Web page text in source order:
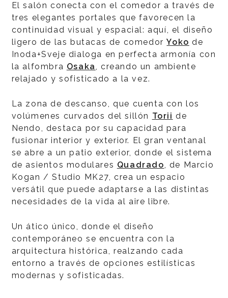
El salón conecta con el comedor a través de
tres elegantes portales que favorecen la
continuidad visual y espacial: aquí, el diseño
ligero de las butacas de comedorYoko de
Inoda+Sveje dialoga en perfecta armonía con
la alfombra Osaka, creando un ambiente
relajado y sofisticado a la vez.
La zona de descanso, que cuenta con los
volúmenes curvados del sillón Torii de
Nendo, destaca por su capacidad para
fusionar interior y exterior. El gran ventanal
se abre a un patio exterior, donde el sistema
de asientos modulares Quadrado, de Marcio
Kogan / Studio MK27, crea un espacio
versátil que puede adaptarse a las distintas
necesidades de la vida al aire libre.
Un ático único, donde el diseño
contemporáneo se encuentra con la
arquitectura histórica, realzando cada
entorno a través de opciones estilísticas
modernas y sofisticadas.